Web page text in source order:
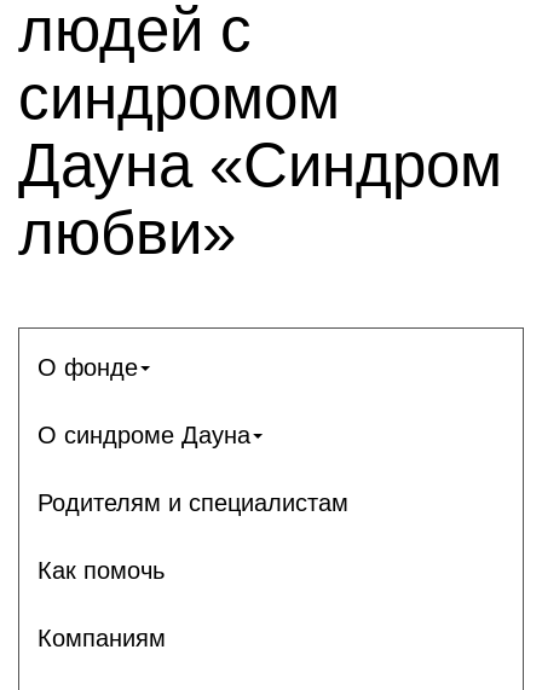
людей с
синдромом
Дауна «Синдром
любви»
О фонде
О синдроме Дауна
Родителям и специалистам
Как помочь
Компаниям